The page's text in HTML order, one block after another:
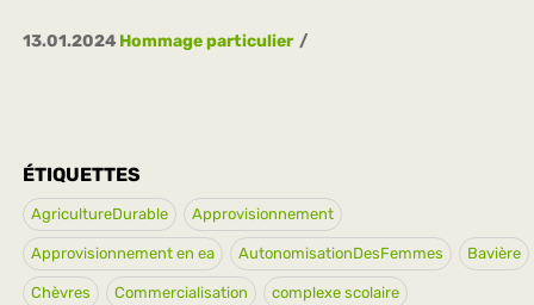
13.01.2024 Hommage particulier
ÉTIQUETTES
AgricultureDurable Approvisionnement
Approvisionnement en ea AutonomisationDesFemmes Bavière
Chèvres Commercialisation complexe scolaire